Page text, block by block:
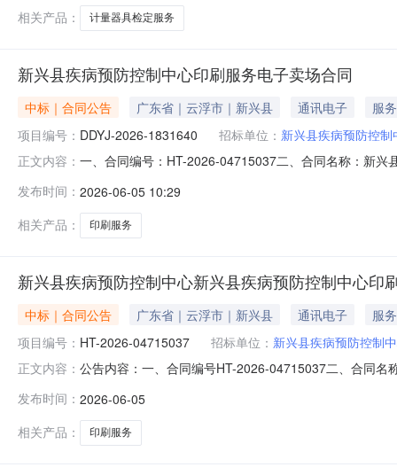
相关产品：
计量器具检定服务
新兴县疾病预防控制中心印刷服务电子卖场合同
中标｜合同公告 广东省｜云浮市｜新兴县 通讯电子
服务
项目编号： DDYJ-2026-1831640 招标单位： 新兴县疾病预防控制
正文内容： 一、合同编号：HT-2026-04715037二、合同名称：新
13580655288供应商（乙方）：新兴县新城镇海盛印刷
规
发布时间： 2026-06-05 10:29
相关产品：
印刷服务
新兴县疾病预防控制中心新兴县疾病预防控制中心印
中标｜合同公告 广东省｜云浮市｜新兴县 通讯电子
服务
项目编号： HT-2026-04715037 招标单位： 新兴县疾病预防控制
正文内容： 公告内容：一、合同编号HT-2026-04715037二、合同
供应商(乙方)：新兴县新城镇海盛印刷厂地址：新兴县
发布时间： 2026-06-05
相关产品：
印刷服务